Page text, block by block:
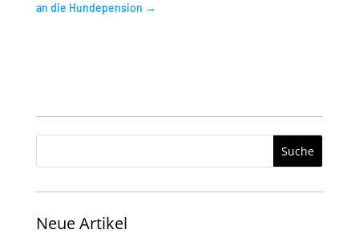
an die Hundepension →
Neue Artikel